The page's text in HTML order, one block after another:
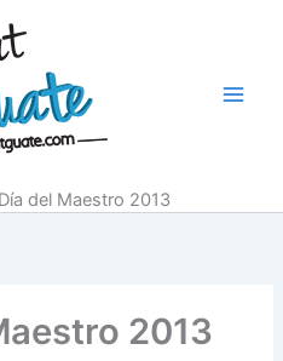
del Maestro 2013
2013